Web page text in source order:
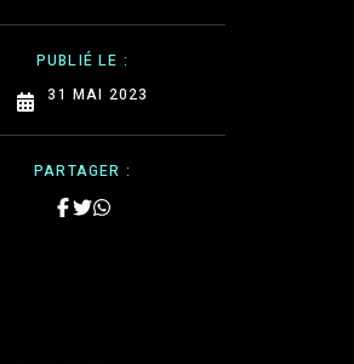
PUBLIÉ LE :
31 MAI 2023
PARTAGER :